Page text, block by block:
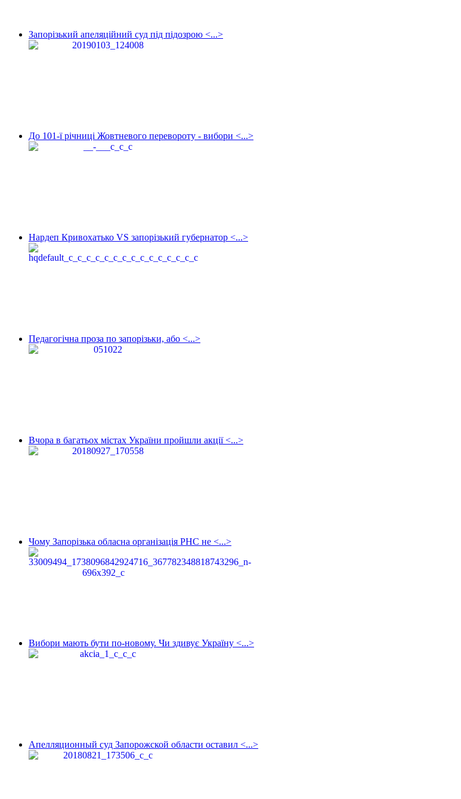
Запорізький апеляційний суд під підозрою <...>
До 101-ї річниці Жовтневого перевороту - вибори <...>
Нардеп Кривохатько VS запорізький губернатор <...>
Педагогічна проза по запорізьки, або <...>
Вчора в багатьох містах України пройшли акції <...>
Чому Запорізька обласна організація РНС не <...>
Вибори мають бути по-новому. Чи здивує Україну <...>
Апелляционный суд Запорожской области оставил <...>